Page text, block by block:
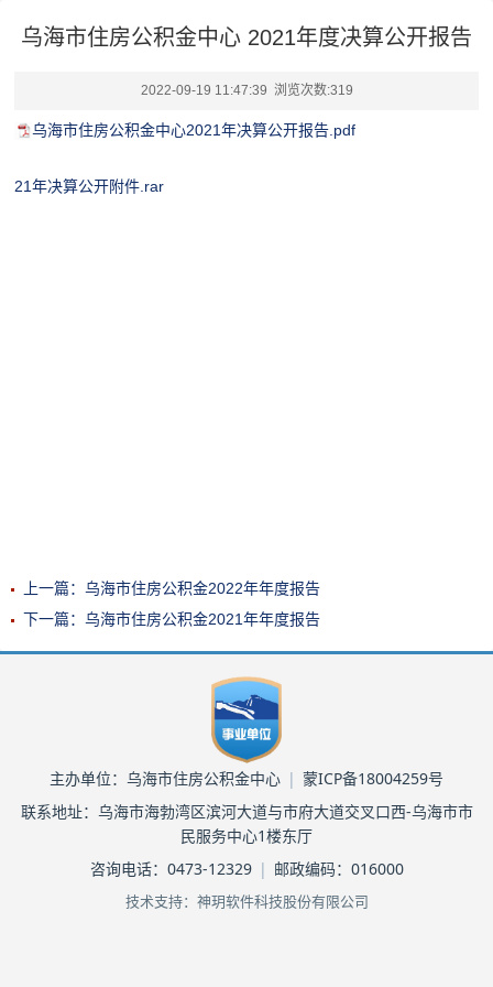
乌海市住房公积金中心 2021年度决算公开报告
2022-09-19 11:47:39 浏览次数:319
乌海市住房公积金中心2021年决算公开报告.pdf
21年决算公开附件.rar
上一篇：乌海市住房公积金2022年年度报告
下一篇：乌海市住房公积金2021年年度报告
主办单位：乌海市住房公积金中心 | 蒙ICP备18004259号
联系地址：乌海市海勃湾区滨河大道与市府大道交叉口西-乌海市市
民服务中心1楼东厅
咨询电话：0473-12329 | 邮政编码：016000
技术支持：神玥软件科技股份有限公司